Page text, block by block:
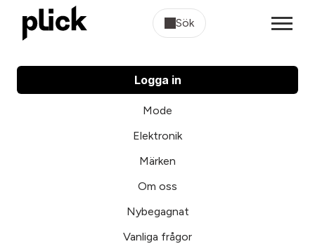
Sök
Logga in
Mode
Elektronik
Märken
Om oss
Nybegagnat
Vanliga frågor